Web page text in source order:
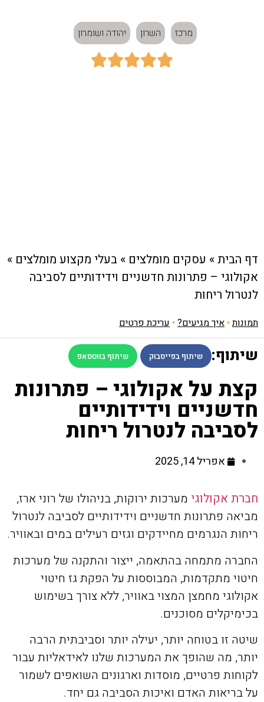
מרכז השרון יהודה ושומרון





דף הבית» עסקים מומלצים » בעלי מקצוע מומלצים »
אקולוגי – פתרונות חדשניים וידידותיים לסביבה
לנטרול ריחות
תמונות• איך מגיעים? • עריכת פרטים
שיתוף: שיתוף בפייסבוק שיתוף בווטסאפ
קצת על אקולוגי – פתרונות
חדשניים וידידותיים
לסביבה לנטרול ריחות
אפריל 14, 2025
חברת אקולוגי מערכות ירוקות, בניהולו של רוני ארז,
מביאה פתרונות חדשניים וידידותיים לסביבה לנטרול
ריחות הנגרמים מחיידקים וגזים רעילים במים ובאוויר.
החברה מתמחה בהתאמה, ייצור והתקנה של מערכות
חיטוי מתקדמות, המבוססות על הפקת גז חיטוי
אקולוגי מחמצן המצוי באוויר, ללא צורך בשימוש
בכימיקלים מסוכנים.
שיטה זו בטוחה יותר, יעילה יותר וסביבתית הרבה
יותר, מה שהופך את המערכות שלנו לאידאליות עבור
לקוחות פרטיים, מוסדות וארגונים השואפים לשמור
על בריאות האדם ואיכות הסביבה גם יחד.